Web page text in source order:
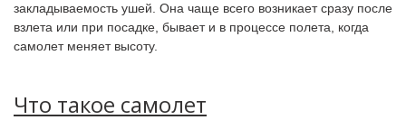
закладываемость ушей. Она чаще всего возникает сразу после
взлета или при посадке, бывает и в процессе полета, когда
самолет меняет высоту.
Что такое самолет